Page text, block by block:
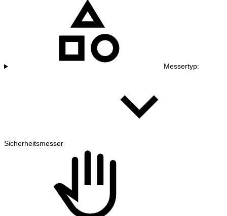
Messertyp:
Sicherheitsmesser